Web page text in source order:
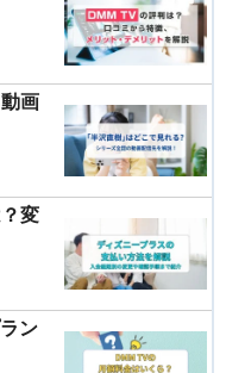
画
変
ン